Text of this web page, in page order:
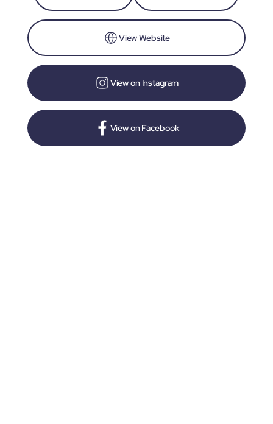
View Website
View on Instagram
View on Facebook